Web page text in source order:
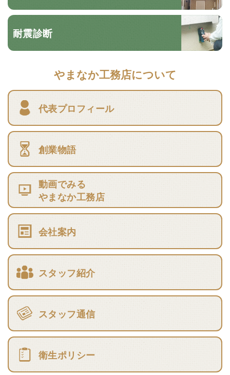
耐震診断
やまなか工務店について
代表プロフィール
創業物語
動画でみる
やまなか工務店
会社案内
スタッフ紹介
スタッフ通信
衛生ポリシー